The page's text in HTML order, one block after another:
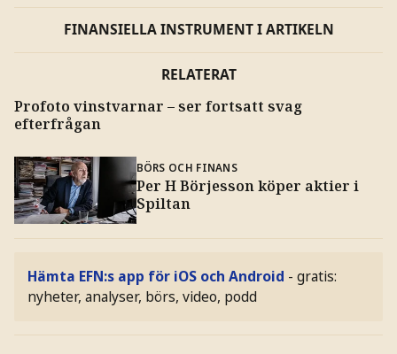
FINANSIELLA INSTRUMENT I ARTIKELN
RELATERAT
Profoto vinstvarnar – ser fortsatt svag
efterfrågan
BÖRS OCH FINANS
Per H Börjesson köper aktier i
Spiltan
Hämta EFN:s app för iOS och Android - gratis:
nyheter, analyser, börs, video, podd